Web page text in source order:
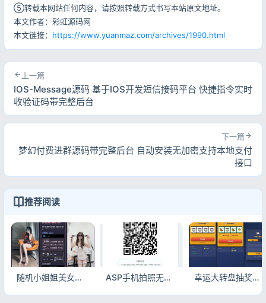
⑤转载本网站任何内容，请按照转载方式书写本站原文地址。
本文作者：彩虹源码网
本文链接： https://www.yuanmaz.com/archives/1990.html
上一篇
IOS-Message源码 基于IOS开发短信接码平台 快捷指令实时
收验证码带完整后台
下一篇
梦幻付费进群源码带完整后台 自动安装无加密支持本地支付
接口
推荐阅读
随机小姐姐美女热舞源码v6.0 自适应在线舞蹈视频随机播放系统 ASP手机拍照无确认连续上传系统源码 移动端一键连拍自动回传 幸运大转盘抽奖系统源码 自适应网页抽奖活动管理系统